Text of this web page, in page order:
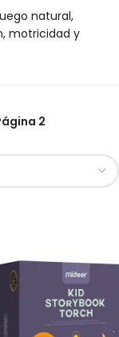
natural,
motricidad y
2